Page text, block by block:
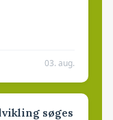
03. aug.
søges